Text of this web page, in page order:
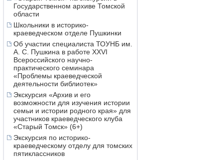
Государственном архиве Томской
области
Школьники в историко-
краеведческом отделе Пушкинки
Об участии специалиста ТОУНБ им.
А. С. Пушкина в работе XXVI
Всероссийского научно-
практического семинара
«Проблемы краеведческой
деятельности библиотек»
Экскурсия «Архив и его
возможности для изучения истории
семьи и истории родного края» для
участников краеведческого клуба
«Старый Томск» (6+)
Экскурсия по историко-
краеведческому отделу для томских
пятиклассников